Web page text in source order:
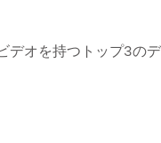
デオを持つトップ3の